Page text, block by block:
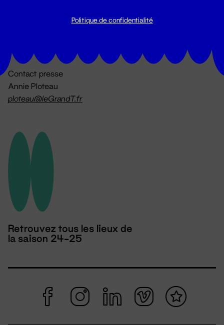
Contact presse
Annie Ploteau
ploteau@leGrandT.fr
Retrouvez tous les lieux de
la saison 24-25
Politique de confidentialité